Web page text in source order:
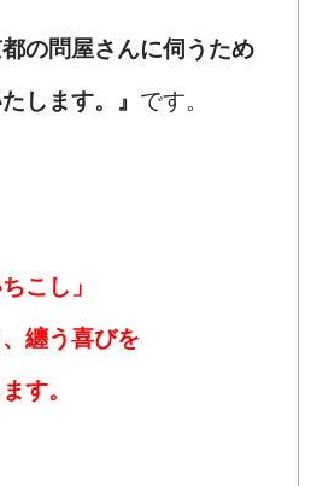
都の問屋さんに伺うため
します。』 です。
こし」
纏う喜びを
す。